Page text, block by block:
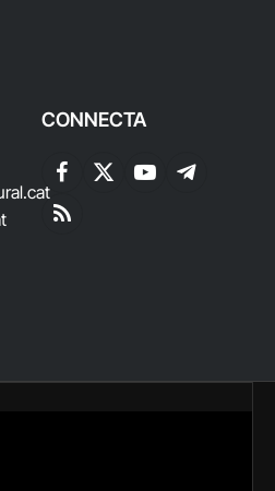
CONNECTA
Facebook
X
YouTubeTelegram
RSS